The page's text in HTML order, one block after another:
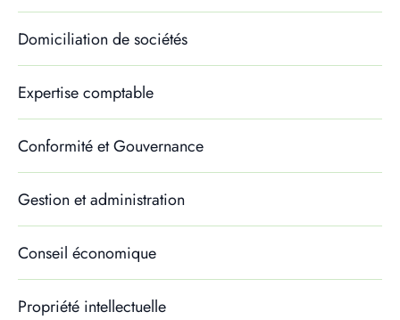
Domiciliation de sociétés
Expertise comptable
Conformité et Gouvernance
Gestion et administration
Conseil économique
Propriété intellectuelle